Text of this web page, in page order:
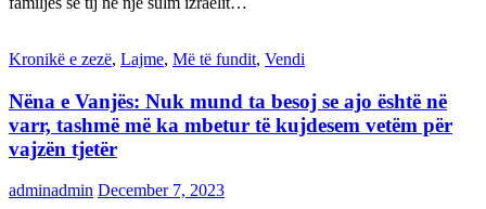
Kronikë e zezë, Lajme, Më të fundit, Vendi
Nëna e Vanjës: Nuk mund ta besoj se ajo është në
varr, tashmë më ka mbetur të kujdesem vetëm për
vajzën tjetër
adminadmin December 7, 2023